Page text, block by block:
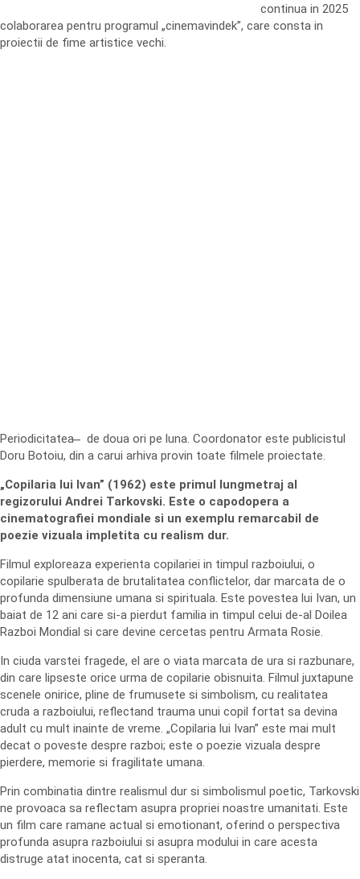
continua in 2025
colaborarea pentru programul „cinemavindek”, care consta in
proiectii de fime artistice vechi.
Periodicitatea ̶ de doua ori pe luna. Coordonator este publicistul
Doru Botoiu, din a carui arhiva provin toate filmele proiectate.
„Copilaria lui Ivan” (1962) este primul lungmetraj al
regizorului Andrei Tarkovski. Este o capodopera a
cinematografiei mondiale si un exemplu remarcabil de
poezie vizuala impletita cu realism dur.
Filmul exploreaza experienta copilariei in timpul razboiului, o
copilarie spulberata de brutalitatea conflictelor, dar marcata de o
profunda dimensiune umana si spirituala. Este povestea lui Ivan, un
baiat de 12 ani care si-a pierdut familia in timpul celui de-al Doilea
Razboi Mondial si care devine cercetas pentru Armata Rosie.
In ciuda varstei fragede, el are o viata marcata de ura si razbunare,
din care lipseste orice urma de copilarie obisnuita. Filmul juxtapune
scenele onirice, pline de frumusete si simbolism, cu realitatea
cruda a razboiului, reflectand trauma unui copil fortat sa devina
adult cu mult inainte de vreme. „Copilaria lui Ivan” este mai mult
decat o poveste despre razboi; este o poezie vizuala despre
pierdere, memorie si fragilitate umana.
Prin combinatia dintre realismul dur si simbolismul poetic, Tarkovski
ne provoaca sa reflectam asupra propriei noastre umanitati. Este
un film care ramane actual si emotionant, oferind o perspectiva
profunda asupra razboiului si asupra modului in care acesta
distruge atat inocenta, cat si speranta.